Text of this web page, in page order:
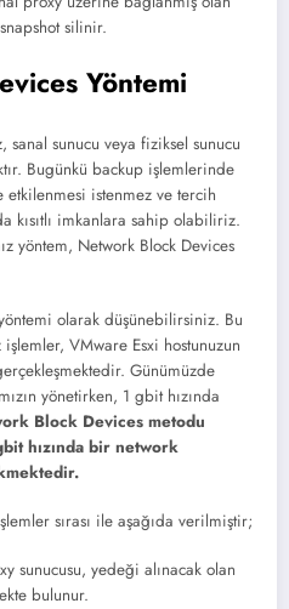
silinir.
Yöntemi
sanal sunucu veya fiziksel sunucu
Bugünkü backup işlemlerinde
istenmez ve tercih
kısıtlı imkanlara sahip olabiliriz.
yöntem, Network Block Devices
olarak düşünebilirsiniz. Bu
VMware Esxi hostunuzun
Günümüzde
yönetirken, 1 gbit hızında
Block Devices metodu
hızında bir network
sırası ile aşağıda verilmiştir;
sunucusu, yedeği alınacak olan
bulunur.